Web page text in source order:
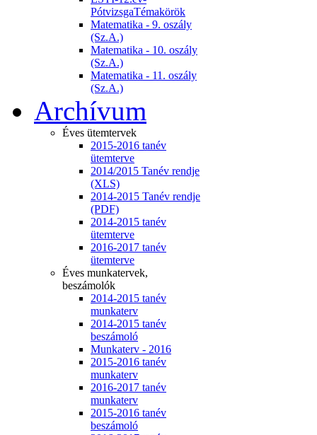
PótvizsgaTémakörök
Matematika - 9. oszály
(Sz.A.)
Matematika - 10. oszály
(Sz.A.)
Matematika - 11. oszály
(Sz.A.)
Archívum
Éves ütemtervek
2015-2016 tanév
ütemterve
2014/2015 Tanév rendje
(XLS)
2014-2015 Tanév rendje
(PDF)
2014-2015 tanév
ütemterve
2016-2017 tanév
ütemterve
Éves munkatervek,
beszámolók
2014-2015 tanév
munkaterv
2014-2015 tanév
beszámoló
Munkaterv - 2016
2015-2016 tanév
munkaterv
2016-2017 tanév
munkaterv
2015-2016 tanév
beszámoló